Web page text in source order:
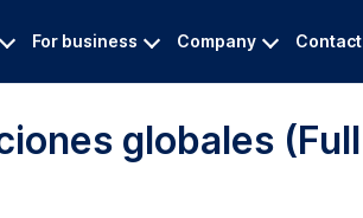
For business Company Contact
globales (Full